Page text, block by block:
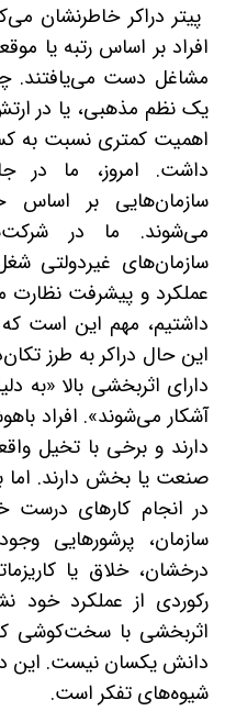
پیتر دراکر خاطرنشان
افراد بر اساس رتبه یا
مشاغل دست می‌یافتند.
یک نظم مذهبی، یا در
اهمیت کمتری نسبت به
داشت. امروز، ما در
سازمان‌هایی بر اساس
می‌شوند. ما در
سازمان‌های غیردولتی
عملکرد و پیشرفت نظارت
داشتیم، مهم این است که
این حال دراکر به طرز
دارای اثربخشی بالا «به
آشکار می‌شوند». افراد
دارند و برخی با تخیل
صنعت یا بخش دارند. اما
در انجام کارهای
سازمان، پرشورهایی
درخشان، خلاق یا
رکوردی از عملکرد خود
اثربخشی با سخت‌کوشی
دانش یکسان نیست. این
شیوه‌های تفکر است.